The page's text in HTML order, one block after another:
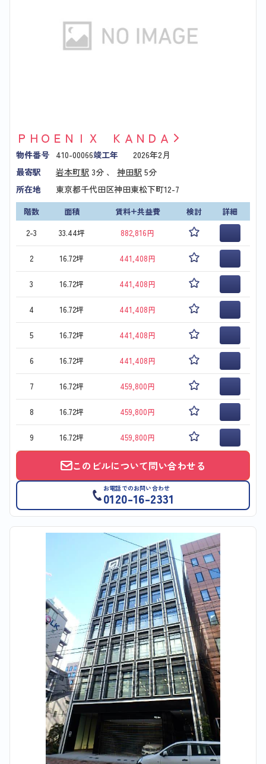
ＰＨＯＥＮＩＸ ＫＡＮＤＡ
物件番号 410-00066竣工年
2026年2月
最寄駅
岩本町駅 3分 、 神田駅 5分
所在地
東京都千代田区神田東松下町12-7
階数 面積 賃料+共益費 検討
詳細
2-3
33.44坪 882,816円
2 16.72坪 441,408円
3 16.72坪 441,408円
4 16.72坪 441,408円
5 16.72坪 441,408円
6 16.72坪 441,408円
7 16.72坪 459,800円
8 16.72坪 459,800円
9 16.72坪 459,800円
このビルについて問い合わせる
お電話でのお問い合わせ
0120-16-2331